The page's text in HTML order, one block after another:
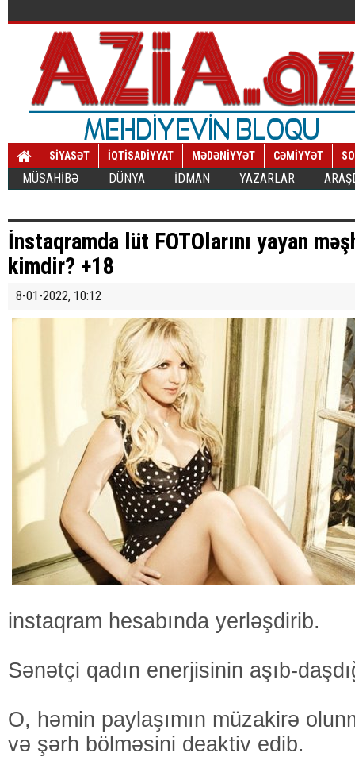
SİYASƏT İQTİSADİYYAT MƏDƏNİYYƏT CƏMİYYƏT
MÜSAHİBƏ DÜNYA İDMAN YAZARLAR
İnstaqramda lüt FOTOlarını yayan
kimdir? +18
8-01-2022, 10:12
instaqram hesabında yerləşdirib.
Sənətçi qadın enerjisinin aşıb-
O, həmin paylaşımın müzakirə
və şərh bölməsini deaktiv edib.